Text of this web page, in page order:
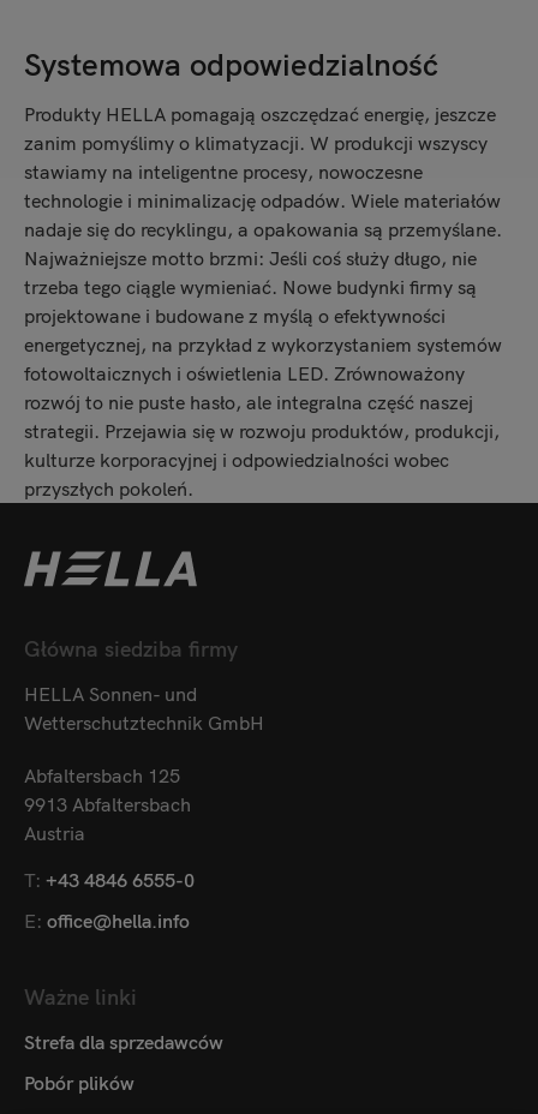
Systemowa odpowiedzialność
Produkty HELLA pomagają oszczędzać energię, jeszcze
zanim pomyślimy o klimatyzacji. W produkcji wszyscy
stawiamy na inteligentne procesy, nowoczesne
technologie i minimalizację odpadów. Wiele materiałów
nadaje się do recyklingu, a opakowania są przemyślane.
Najważniejsze motto brzmi: Jeśli coś służy długo, nie
trzeba tego ciągle wymieniać. Nowe budynki firmy są
projektowane i budowane z myślą o efektywności
energetycznej, na przykład z wykorzystaniem systemów
fotowoltaicznych i oświetlenia LED. Zrównoważony
rozwój to nie puste hasło, ale integralna część naszej
strategii. Przejawia się w rozwoju produktów, produkcji,
kulturze korporacyjnej i odpowiedzialności wobec
przyszłych pokoleń.
Główna siedziba firmy
HELLA Sonnen- und
Wetterschutztechnik GmbH
Abfaltersbach 125
9913 Abfaltersbach
Austria
T: +43 4846 6555-0
E: office@hella.info
Ważne linki
Strefa dla sprzedawców
Pobór plików